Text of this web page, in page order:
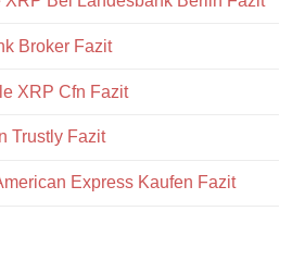
Broker Fazit
XRP Cfn Fazit
Trustly Fazit
Express Kaufen Fazit